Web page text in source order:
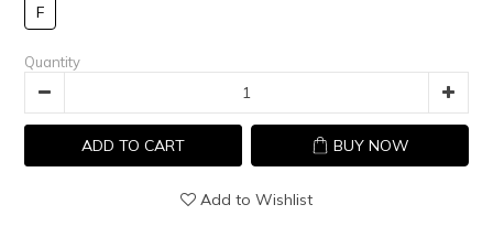
F
Quantity
ADD TO CART BUY NOW
Add to Wishlist